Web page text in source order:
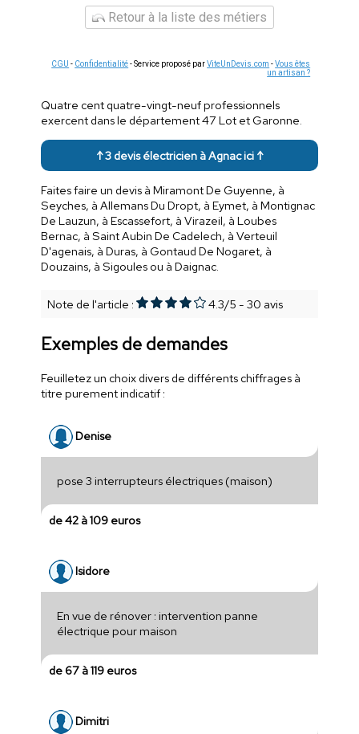
Retour à la liste des métiers
CGU - Confidentialité- Service proposé parViteUnDevis.com -Vous êtes
un artisan ?
Quatre cent quatre-vingt-neuf professionnels
exercent dans le département 47 Lot et Garonne.
↑ 3 devis électricien à Agnac ici ↑
Faites faire un devis à Miramont De Guyenne, à
Seyches, à Allemans Du Dropt, à Eymet, à Montignac
De Lauzun, à Escassefort, à Virazeil, à Loubes
Bernac, à Saint Aubin De Cadelech, à Verteuil
D'agenais, à Duras, à Gontaud De Nogaret, à
Douzains, à Sigoules ou à Daignac.
Note de l'article : 4.3/5 - 30 avis
Exemples de demandes
Feuilletez un choix divers de différents chiffrages à
titre purement indicatif :
Denise
pose 3 interrupteurs électriques (maison)
de 42 à 109 euros
Isidore
En vue de rénover : intervention panne
électrique pour maison
de 67 à 119 euros
Dimitri